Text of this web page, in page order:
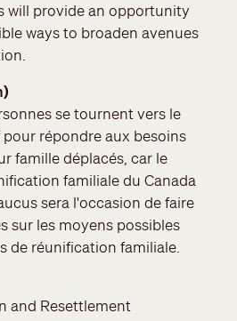
will provide an opportunity
ways to broaden avenues
se tournent vers le
répondre aux besoins
famille déplacés, car le
familiale du Canada
sera l'occasion de faire
sur les moyens possibles
de réunification familiale.
and Resettlement